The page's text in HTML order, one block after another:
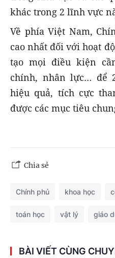
khác trong 2 lĩnh vực
Về phía Việt Nam,
cao nhất đối với hoạt
tạo mọi điều kiện
chính, nhân lực… để
hiệu quả, tích cực
được các mục tiêu
Chia sẻ
Chính phủ khoa học
toán học vật lý giáo
BÀI VIẾT CÙNG